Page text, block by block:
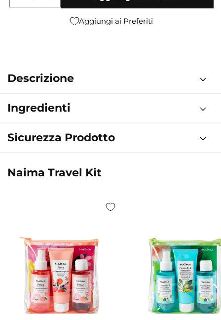
quantità
Spray
Aggiungi ai Preferiti
Descrizione
Ingredienti
Sicurezza Prodotto
Naima Travel Kit